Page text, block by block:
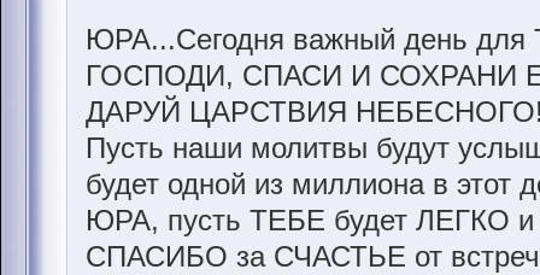
ЮРА...Сегодня важный день
ГОСПОДИ, СПАСИ И СОХРАНИ
ДАРУЙ ЦАРСТВИЯ
Пусть наши молитвы будут
будет одной из миллиона в этот
ЮРА, пусть ТЕБЕ будет ЛЕГКО
СПАСИБО за СЧАСТЬЕ от